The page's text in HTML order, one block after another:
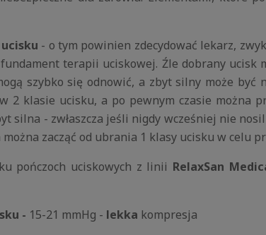
- o tym powinien zdecydować lekarz,
terapii uciskowej. Źle dobrany ucisk
szybko się odnowić, a zbyt silny może
2 klasie ucisku, a po pewnym czasie można
silna - zwłaszcza jeśli nigdy wcześniej nie
zacząć od ubrania 1 klasy ucisku w celu
pończoch uciskowych z linii RelaxSan
- 15-21 mmHg - lekka kompresja